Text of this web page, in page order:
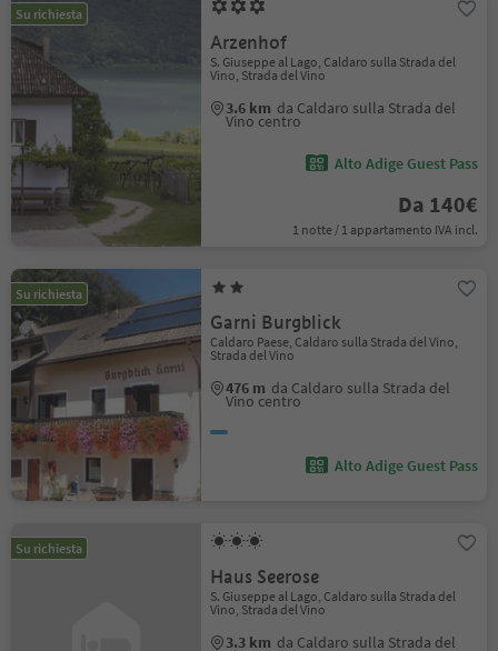
Su richiesta
Arzenhof
S. Giuseppe al Lago, Caldaro sulla Strada del
Vino, Strada del Vino
3.6 km da Caldaro sulla Strada del
Vino centro
Alto Adige Guest Pass
Da 140€
1 notte / 1 appartamento IVA incl.
Su richiesta
Garni Burgblick
Caldaro Paese, Caldaro sulla Strada del Vino,
Strada del Vino
476 m da Caldaro sulla Strada del
Vino centro
Alto Adige Guest Pass
Su richiesta
Haus Seerose
S. Giuseppe al Lago, Caldaro sulla Strada del
Vino, Strada del Vino
3.3 km da Caldaro sulla Strada del